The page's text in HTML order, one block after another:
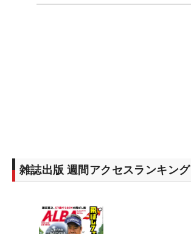
雑誌出版 週間アクセスランキング